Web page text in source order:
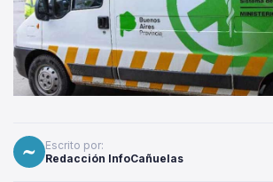
Escrito por:
Redacción InfoCañuelas